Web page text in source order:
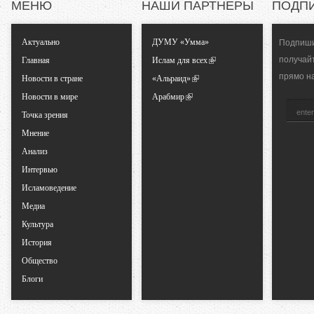
ь
д
МЕНЮ
Актуально
Главная
Новости в стране
Новости в мире
Точка зрения
Мнение
Анализ
Интервью
Исламоведение
Медиа
Культура
История
Общество
Блоги
НАШИ ПАРТНЕРЫ
ДУМУ «Умма»
Ислам для всех
«Альраид»
Арабмир
прямо